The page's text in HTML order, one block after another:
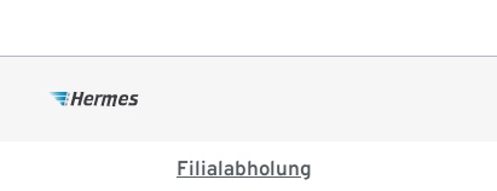
Filialabholung